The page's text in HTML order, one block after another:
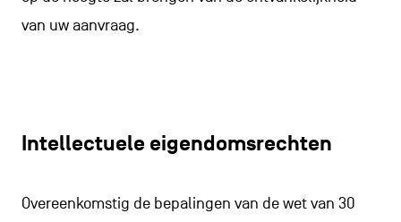
van uw aanvraag.
Intellectuele eigendomsrechten
Overeenkomstig de bepalingen van de wet van 30